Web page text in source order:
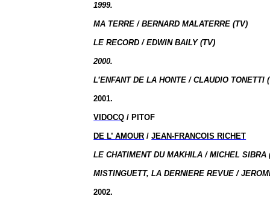
1999.
MA TERRE / BERNARD MALATERRE (TV)
LE RECORD / EDWIN BAILY (TV)
2000.
L’ENFANT DE LA HONTE / CLAUDIO TONETTI
2001.
VIDOCQ / PITOF
DE L’ AMOUR /JEAN-FRANCOIS RICHET
LE CHATIMENT DU MAKHILA / MICHEL SIBRA
MISTINGUETT, LA DERNIERE REVUE /
2002.